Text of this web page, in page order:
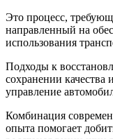
Это процесс,
направленный на
использования
Подходы к
сохранении
управление
Комбинация
опыта помогает